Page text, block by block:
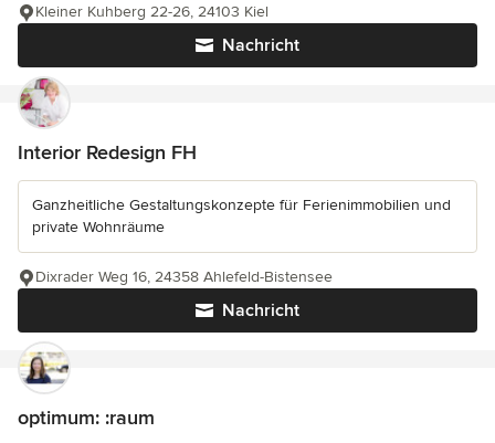
Nachricht
Kleiner Kuhberg 22-26, 24103 Kiel
Interior Redesign FH
Ganzheitliche Gestaltungskonzepte für Ferienimmobilien und
private Wohnräume
Nachricht
Dixrader Weg 16, 24358 Ahlefeld-Bistensee
optimum: :raum